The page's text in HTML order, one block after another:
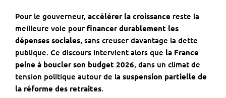
Pour le gouverneur, accélérer la croissance reste la
meilleure voie pour financer durablement les
dépenses sociales, sans creuser davantage la dette
publique. Ce discours intervient alors que la France
peine à boucler son budget 2026, dans un climat de
tension politique autour de la suspension partielle de
la réforme des retraites.